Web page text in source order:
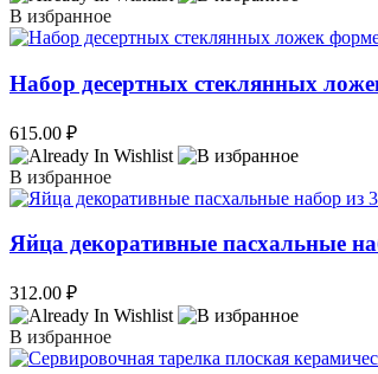
В избранное
Набор десертных стеклянных
615.00 ₽
В избранное
Яйца декоративные пасхальные
312.00 ₽
В избранное